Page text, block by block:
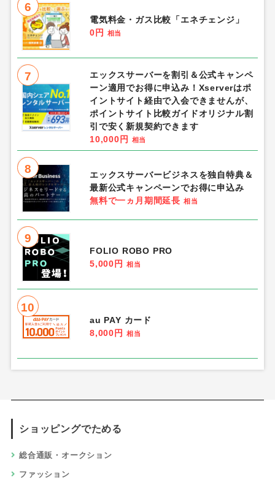
6
電気料金・ガス比較「エネチェンジ」
0円
相当
7
エックスサーバーを割引＆公式キャンペ
ーン適用でお得に申込み！Xserverはポ
イントサイト経由で入会できませんが、
ポイントサイト比較ガイドオリジナル割
引で安く新規契約できます
10,000円
相当
8
エックスサーバービジネスを独自特典＆
最新公式キャンペーンでお得に申込み
無料で一ヵ月期間延長 相当
9
FOLIO ROBO PRO
5,000円
相当
10
au PAY カード
8,000円
相当
ショッピングでためる
総合通販・オークション
ファッション